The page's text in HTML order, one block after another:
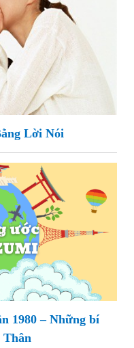
Lời Nói
1980 – Những bí
Thân